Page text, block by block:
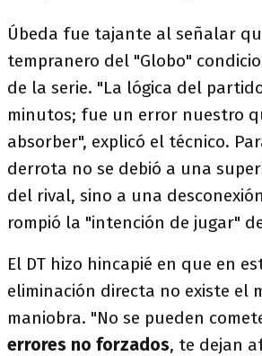
Úbeda fue tajante al señalar
tempranero del "Globo"
de la serie. "La lógica del
minutos; fue un error nuestro
absorber", explicó el técnico.
derrota no se debió a una
del rival, sino a una
rompió la "intención de jugar"
El DT hizo hincapié en que en
eliminación directa no existe el
maniobra. "No se pueden
errores no forzados, te dejan